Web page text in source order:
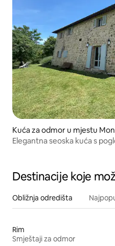
Kuća za odmor u mjestu
Elegantna seoska kuća s
Destinacije koje
Obližnja odredišta
Rim
Smještaji za odmor